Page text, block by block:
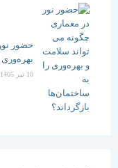
حضور نور در
بهره‌وری را به
/ ۰ دیدگاه